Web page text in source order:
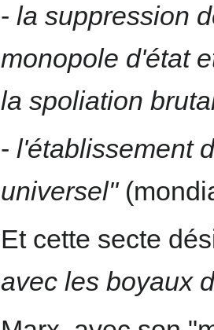
- la suppression
monopole d'état
la spoliation
- l'établissement
universel"
Et cette secte
avec les boyaux